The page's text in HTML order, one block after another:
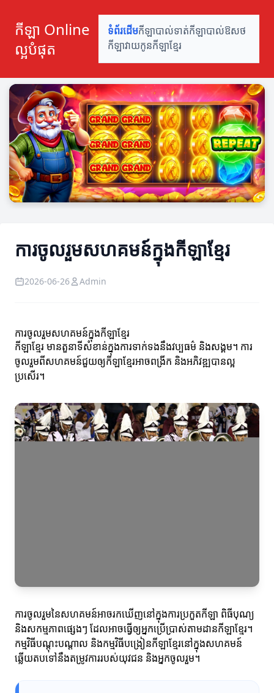
កីឡា Online
ល្អបំផុត
ទំព័រដើមកីឡាបាល់ទាត់កីឡាបាល់ឱសថ
កីឡាវាយកូនកីឡាខ្មែរ
ការចូលរួមសហគមន៍ក្នុងកីឡាខ្មែរ
2026-06-26 Admin
ការចូលរួមសហគមន៍ក្នុងកីឡាខ្មែរ
កីឡាខ្មែរ មានតួនាទីសំខាន់ក្នុងការទាក់ទងនឹងវប្បធម៌ និងសង្គម។ ការ
ចូលរួមពីសហគមន៍ជួយឲ្យកីឡាខ្មែរអាចពង្រីក និងអភិវឌ្ឍបានល្អ
ប្រសើរ។
ការចូលរួមនៃសហគមន៍អាចរកឃើញនៅក្នុងការប្រកួតកីឡា ពិធីបុណ្យ
និងសកម្មភាពផ្សេងៗ ដែលអាចធ្វើឲ្យអ្នកប្រើប្រាស់តាមដានកីឡាខ្មែរ។
កម្មវិធីបណ្តុះបណ្តាល និងកម្មវិធីបង្រៀនកីឡាខ្មែរនៅក្នុងសហគមន៍
ឆ្លើយតបទៅនឹងតម្រូវការរបស់យុវជន និងអ្នកចូលរួម។